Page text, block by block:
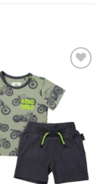
Adauga